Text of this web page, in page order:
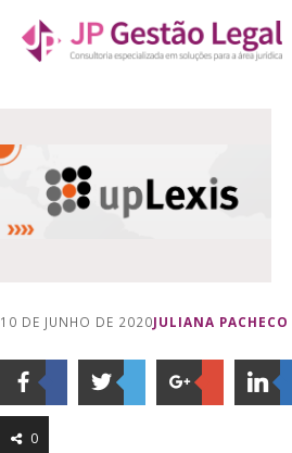
direto
10 DE JUNHO DE 2020JULIANA PACHECO
0